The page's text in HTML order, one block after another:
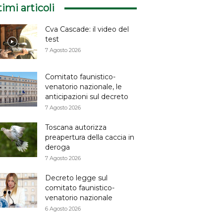
articoli
Cva Cascade: il video del
test
7 Agosto 2026
Comitato faunistico-
venatorio nazionale, le
anticipazioni sul decreto
7 Agosto 2026
Toscana autorizza
preapertura della caccia in
deroga
7 Agosto 2026
Decreto legge sul
comitato faunistico-
venatorio nazionale
6 Agosto 2026